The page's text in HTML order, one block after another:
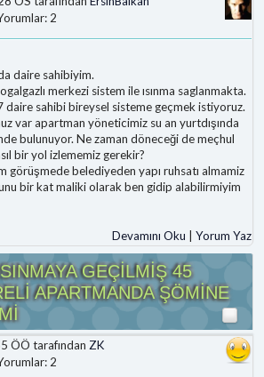
2
daire sahibiyim.
merkezi sistem ile ısınma saglanmakta.
sahibi bireysel sisteme geçmek istiyoruz.
var apartman yöneticimiz su an yurtdışında
bulunuyor. Ne zaman döneceği de meçhul
bir yol izlememiz gerekir?
görüşmede belediyeden yapı ruhsatı almamiz
bir kat maliki olarak ben gidip alabilirmiyim
Devamını Oku
Yorum Yaz
GEÇİLMİŞ 45
APARTMANDA ŞÖMİNE
ÖÖ tarafından ZK
2